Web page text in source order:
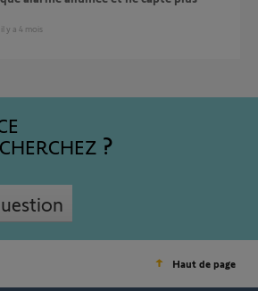
il y a 4 mois
Haut de page